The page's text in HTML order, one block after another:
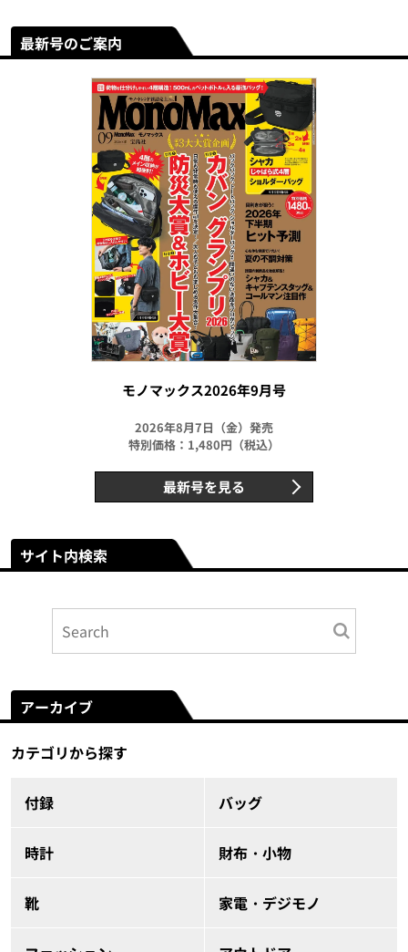
最新号のご案内
モノマックス2026年9月号
2026年8月7日（金）発売
特別価格：1,480円（税込）
最新号を見る
サイト内検索
アーカイブ
カテゴリから探す
付録 バッグ
時計 財布・小物
靴 家電・デジモノ